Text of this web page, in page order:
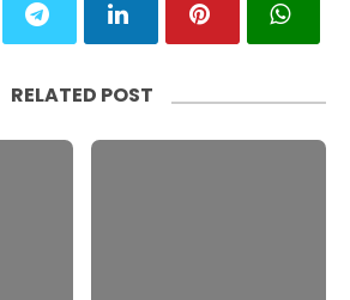
RELATED POST